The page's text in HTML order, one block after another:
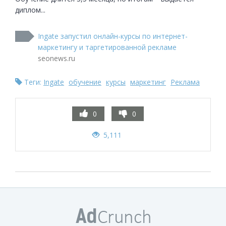
диплом...
Ingate запустил онлайн-курсы по интернет-
маркетингу и таргетированной рекламе
seonews.ru
Теги: Ingate обучение курсы маркетинг Реклама
0 0
5,111